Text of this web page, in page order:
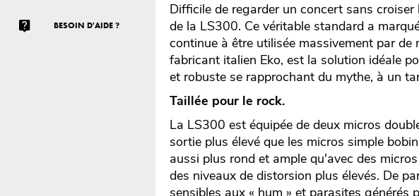
BESOIN D'AIDE ?
Difficile de regarder un concert sans
de la LS300. Ce véritable standard a
continue à être utilisée massivement par
fabricant italien Eko, est la solution idéale
et robuste se rapprochant du mythe, à un
Taillée pour le rock.
La LS300 est équipée de deux micros
sortie plus élevé que les micros simple
aussi plus rond et ample qu'avec des
des niveaux de distorsion plus élevés. De
sensibles aux « hum » et parasites